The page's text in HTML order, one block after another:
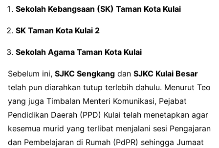
Sekolah Kebangsaan (SK) Taman Kota Kulai
SK Taman Kota Kulai 2
Sekolah Agama Taman Kota Kulai
Sebelum ini, SJKC Sengkang dan SJKC Kulai Besar
telah pun diarahkan tutup terlebih dahulu. Menurut Teo
yang juga Timbalan Menteri Komunikasi, Pejabat
Pendidikan Daerah (PPD) Kulai telah menetapkan agar
kesemua murid yang terlibat menjalani sesi Pengajaran
dan Pembelajaran di Rumah (PdPR) sehingga Jumaat